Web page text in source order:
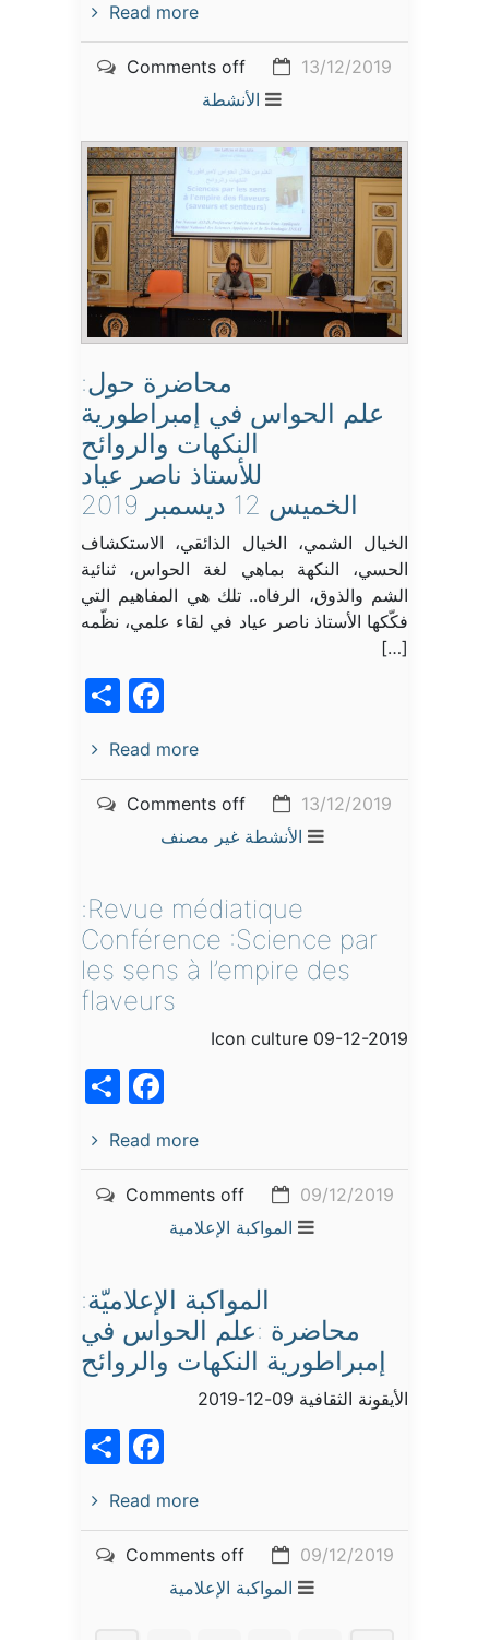
Read more
13/12/2019
Comments off
الأنشطة
محاضرة حول:
علم الحواس في إمبراطورية
النكهات والروائح
للأستاذ ناصر عياد
الخميس 12 ديسمبر 2019
الخيال الشمي، الخيال الذائقي، الاستكشاف
الحسي، النكهة بماهي لغة الحواس، ثنائية
الشم والذوق، الرفاه.. تلك هي المفاهيم التي
فكّكها الأستاذ ناصر عياد في لقاء علمي، نظّمه
[…]
Read more
13/12/2019
Comments off
الأنشطة غير مصنف
Revue médiatique:
Conférence :Science par
les sens à l’empire des
flaveurs
Icon culture 09-12-2019
Read more
09/12/2019
Comments off
المواكبة الإعلامية
المواكبة الإعلاميّة:
محاضرة :علم الحواس في
إمبراطورية النكهات والروائح
الأيقونة الثقافية 09-12-2019
Read more
09/12/2019
Comments off
المواكبة الإعلامية